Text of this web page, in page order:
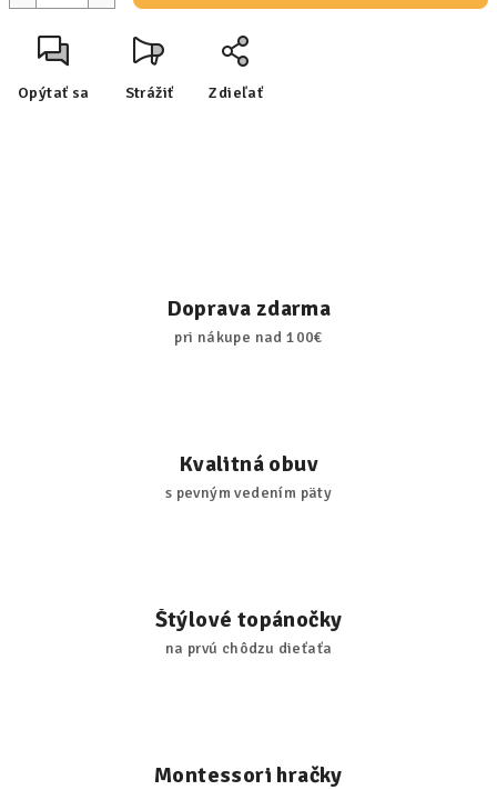
Opýtať sa Strážiť Zdieľať
Doprava zdarma
pri nákupe nad 100€
Kvalitná obuv
s pevným vedením päty
Štýlové topánočky
na prvú chôdzu dieťaťa
Montessori hračky